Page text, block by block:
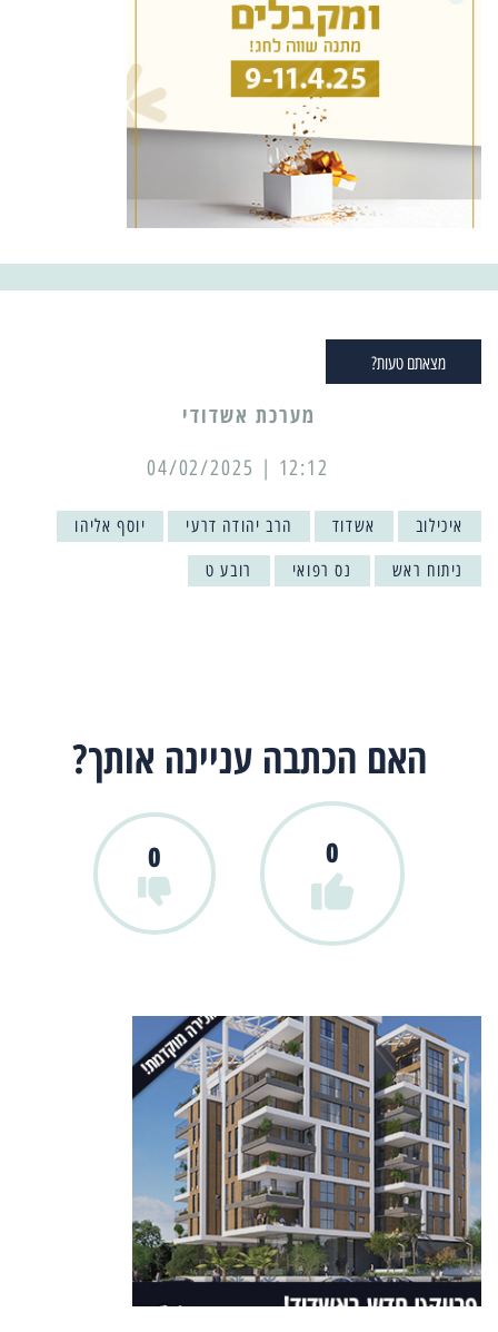
מצאתם טעות?
מערכת אשדודי
12:12 | 04/02/2025
איכילוב אשדוד הרב יהודה דרעי יוסף אליהו
ניתוח ראש נס רפואי רובע ט
האם הכתבה עניינה אותך?
0
0